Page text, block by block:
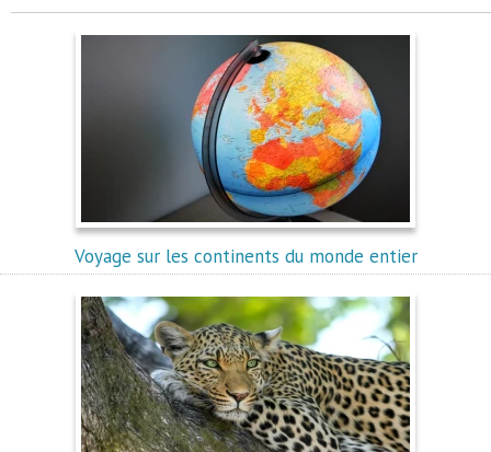
Voyage sur les continents du monde entier